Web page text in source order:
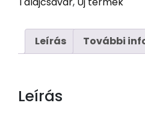
mennyiség
Leírás További
Leírás